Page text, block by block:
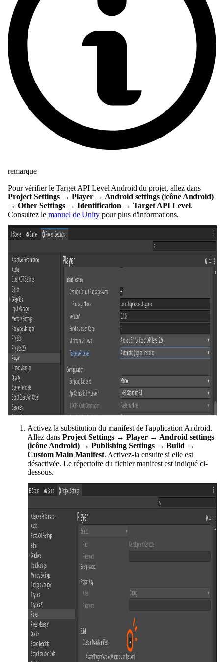
remarque
Pour vérifier le Target API Level Android du projet, allez dans
Project Settings → Player → Android settings (icône Android)
→ Other Settings → Identification → Target API Level.
Consultez le manuel de Unity pour plus d'informations.
Activez la substitution du manifest de l'application Android.
Allez dans Project Settings → Player → Android settings
(icône Android) → Publishing Settings → Build →
Custom Main Manifest. Activez-la ensuite si elle est
désactivée. Le répertoire du fichier manifest est indiqué ci-
dessous.